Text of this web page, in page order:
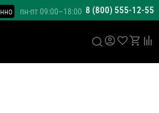
пн-пт 09:00–18:00 8 (800) 555-12-55